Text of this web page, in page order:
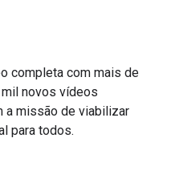
completa com mais de
novos vídeos
a missão de viabilizar
para todos.